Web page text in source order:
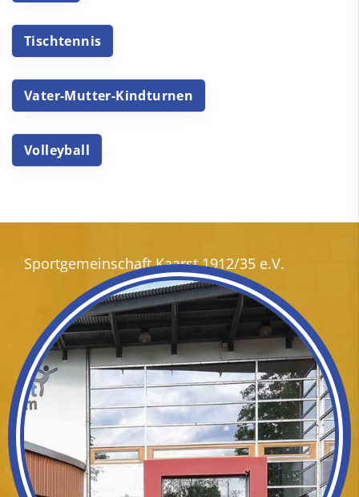
Tischtennis
Vater-Mutter-Kindturnen
Volleyball
Sportgemeinschaft Kaarst 1912/35 e.V.